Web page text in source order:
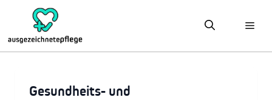
springen
Gesundheits- und